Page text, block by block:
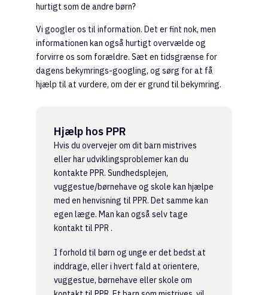
hurtigt som de andre børn?
Vi googler os til information. Det er fint nok, men
informationen kan også hurtigt overvælde og
forvirre os som forældre. Sæt en tidsgrænse for
dagens bekymrings-googling, og sørg for at få
hjælp til at vurdere, om der er grund til bekymring.
Hjælp hos PPR
Hvis du overvejer om dit barn mistrives
eller har udviklingsproblemer kan du
kontakte PPR. Sundhedsplejen,
vuggestue/børnehave og skole kan hjælpe
med en henvisning til PPR. Det samme kan
egen læge. Man kan også selv tage
kontakt til PPR .
I forhold til børn og unge er det bedst at
inddrage, eller i hvert fald at orientere,
vuggestue, børnehave eller skole om